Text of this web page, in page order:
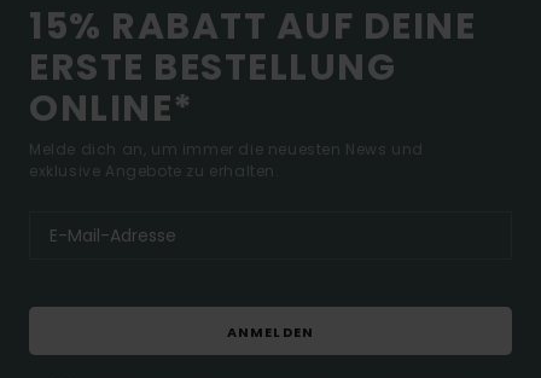
15% RABATT AUF DEINE
ERSTE BESTELLUNG
ONLINE*
Melde dich an, um immer die neuesten News und
exklusive Angebote zu erhalten.
ANMELDEN